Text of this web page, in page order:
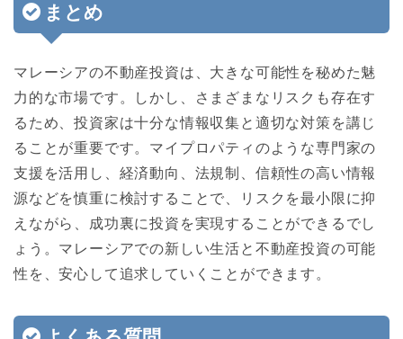
まとめ
マレーシアの不動産投資は、大きな可能性を秘めた魅
力的な市場です。しかし、さまざまなリスクも存在す
るため、投資家は十分な情報収集と適切な対策を講じ
ることが重要です。マイプロパティのような専門家の
支援を活用し、経済動向、法規制、信頼性の高い情報
源などを慎重に検討することで、リスクを最小限に抑
えながら、成功裏に投資を実現することができるでし
ょう。マレーシアでの新しい生活と不動産投資の可能
性を、安心して追求していくことができます。